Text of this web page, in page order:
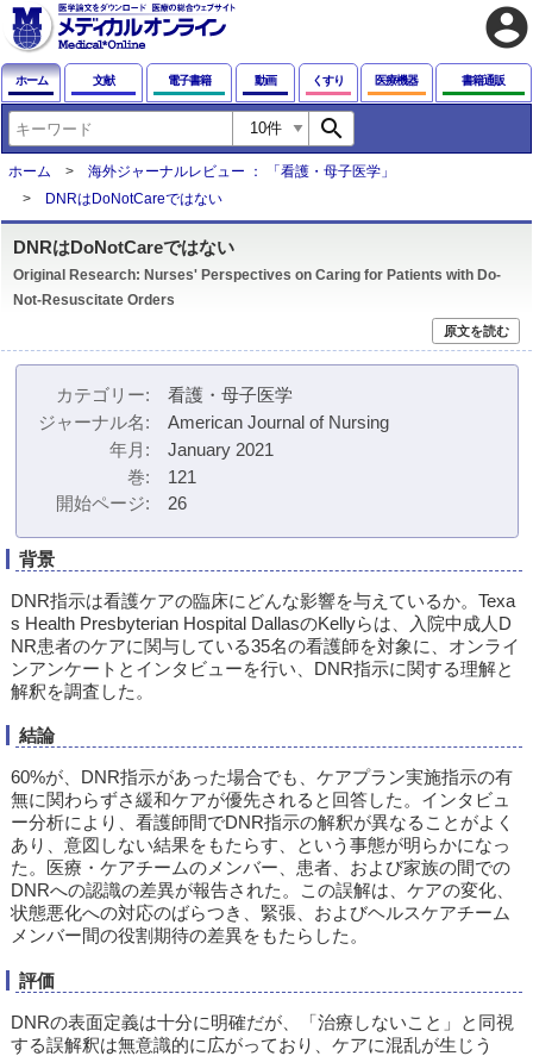
account_circle
ホーム 文献 電子書籍 動画 くすり 医療機器 書籍通販
search
ホーム
海外ジャーナルレビュー ： 「看護・母子医学」
DNRはDoNotCareではない
DNRはDoNotCareではない
Original Research: Nurses' Perspectives on Caring for Patients with Do-
Not-Resuscitate Orders
原文を読む
カテゴリー
看護・母子医学
ジャーナル名
American Journal of Nursing
年月
January 2021
巻
121
開始ページ
26
背景
DNR指示は看護ケアの臨床にどんな影響を与えているか。Texa
s Health Presbyterian Hospital DallasのKellyらは、入院中成人D
NR患者のケアに関与している35名の看護師を対象に、オンライ
ンアンケートとインタビューを行い、DNR指示に関する理解と
解釈を調査した。
結論
60%が、DNR指示があった場合でも、ケアプラン実施指示の有
無に関わらずさ緩和ケアが優先されると回答した。インタビュ
ー分析により、看護師間でDNR指示の解釈が異なることがよく
あり、意図しない結果をもたらす、という事態が明らかになっ
た。医療・ケアチームのメンバー、患者、および家族の間での
DNRへの認識の差異が報告された。この誤解は、ケアの変化、
状態悪化への対応のばらつき、緊張、およびヘルスケアチーム
メンバー間の役割期待の差異をもたらした。
評価
DNRの表面定義は十分に明確だが、「治療しないこと」と同視
する誤解釈は無意識的に広がっており、ケアに混乱が生じう